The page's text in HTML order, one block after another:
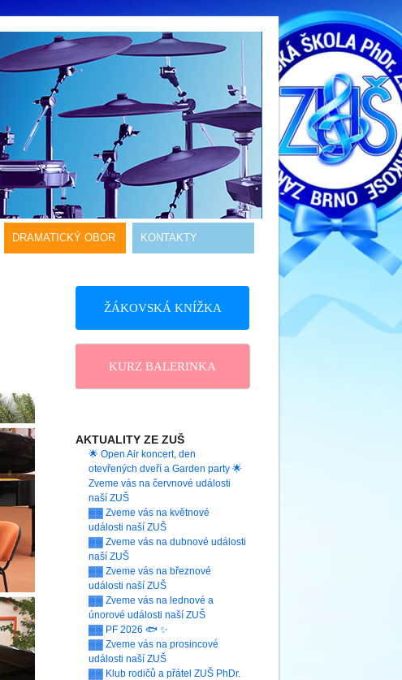
DRAMATICKÝ OBOR KONTAKTY
ŽÁKOVSKÁ KNÍŽKA
KURZ BALERINKA
AKTUALITY ZE ZUŠ
🌟 Open Air koncert, den
otevřených dveří a Garden party 🌟
Zveme vás na červnové události
naší ZUŠ
▓▓ Zveme vás na květnové
události naší ZUŠ
▓▓ Zveme vás na dubnové události
naší ZUŠ
▓▓ Zveme vás na březnové
události naší ZUŠ
▓▓ Zveme vás na lednové a
únorové události naší ZUŠ
▓▓ PF 2026 🐟 ✨
▓▓ Zveme vás na prosincové
události naší ZUŠ
▓▓ Klub rodičů a přátel ZUŠ PhDr.